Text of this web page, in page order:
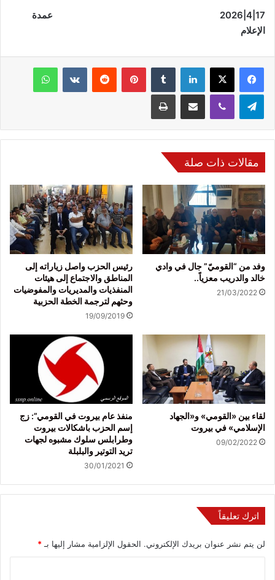
17|4|2026 عمدة
الإعلام
فيسبوك ‫X لينكدإن بينتيريست واتساب
تيلقرام ڤايبر مشاركة عبر البريد طباعة
مقالات ذات صلة
وفد من “القوميّ” جال في وادي
خالد والدريب معزياً..
21/03/2022
رئيس الحزب واصل زياراته إلى
المناطق والاجتماع إلى هيئات
المنفذيات والمديريات والمفوضيات
وحثهم لترجمة الخطة الحزبية
19/09/2019
لقاء بين «القومي» و«الجهاد
الإسلامي» في بيروت
09/02/2022
منفذ عام بيروت في القومي”: زج
إسم الحزب باشكالات بيروت
وطرابلس سلوك مشبوه لجهات
تريد التوتير والبلبلة
30/01/2021
اترك تعليقاً
لن يتم نشر عنوان بريدك الإلكتروني. الحقول الإلزامية مشار إليها بـ *